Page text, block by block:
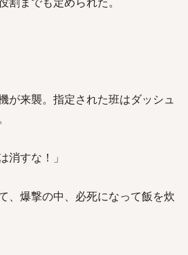
が来襲。指定された班はダッシュ
消すな！」
、爆撃の中、必死になって飯を炊